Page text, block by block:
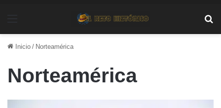
Inicio / Norteamérica
Norteamérica